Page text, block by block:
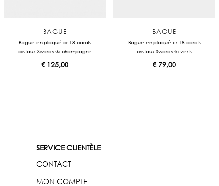
BAGUE
Bague en plaqué or 18 carats
cristaux Swarovski champagne
€125,00
BAGUE
Bague en plaqué or 18 carats
cristaux Swarovski verts
€79,00
SERVICE CLIENTÈLE
CONTACT
MON COMPTE